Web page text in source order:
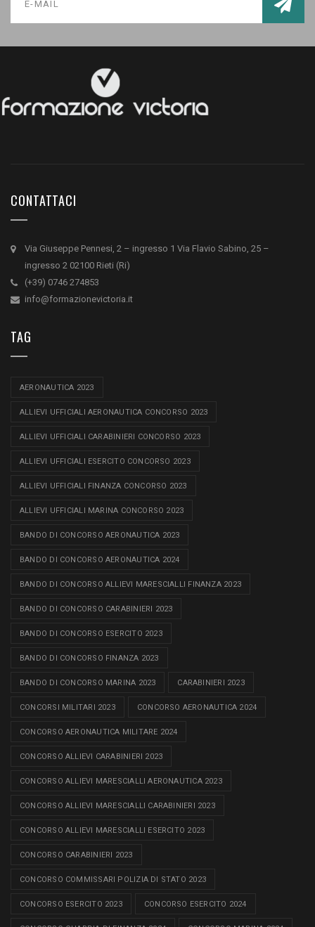
CONTATTACI
Via Giuseppe Pennesi, 2 – ingresso 1 Via Flavio Sabino, 25 –
ingresso 2 02100 Rieti (Ri)
(+39) 0746 274853
info@formazionevictoria.it
TAG
AERONAUTICA 2023
ALLIEVI UFFICIALI AERONAUTICA CONCORSO 2023
ALLIEVI UFFICIALI CARABINIERI CONCORSO 2023
ALLIEVI UFFICIALI ESERCITO CONCORSO 2023
ALLIEVI UFFICIALI FINANZA CONCORSO 2023
ALLIEVI UFFICIALI MARINA CONCORSO 2023
BANDO DI CONCORSO AERONAUTICA 2023
BANDO DI CONCORSO AERONAUTICA 2024
BANDO DI CONCORSO ALLIEVI MARESCIALLI FINANZA 2023
BANDO DI CONCORSO CARABINIERI 2023
BANDO DI CONCORSO ESERCITO 2023
BANDO DI CONCORSO FINANZA 2023
BANDO DI CONCORSO MARINA 2023 CARABINIERI 2023
CONCORSI MILITARI 2023 CONCORSO AERONAUTICA 2024
CONCORSO AERONAUTICA MILITARE 2024
CONCORSO ALLIEVI CARABINIERI 2023
CONCORSO ALLIEVI MARESCIALLI AERONAUTICA 2023
CONCORSO ALLIEVI MARESCIALLI CARABINIERI 2023
CONCORSO ALLIEVI MARESCIALLI ESERCITO 2023
CONCORSO CARABINIERI 2023
CONCORSO COMMISSARI POLIZIA DI STATO 2023
CONCORSO ESERCITO 2023 CONCORSO ESERCITO 2024